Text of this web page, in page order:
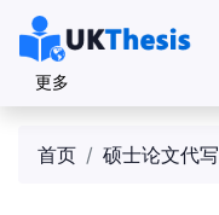
更多
首页 硕士论文代写